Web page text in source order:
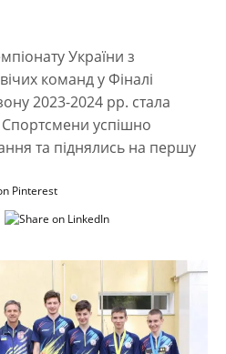
України з
команд у Фіналі
2023-2024 рр. стала
успішно
та піднялись на першу